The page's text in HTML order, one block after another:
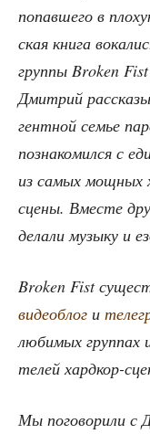
попав­ше­го в
ская кни­га
груп­пы Broken
Дмит­рий
гент­ной семье
позна­ко­мил­ся с
из самых мощ­ных
сце­ны. Вме­сте
дела­ли музы­ку и
Broken Fist
виде­об­лог и
люби­мых груп­пах
те­лей хардкор-
Мы пого­во­ри­ли с